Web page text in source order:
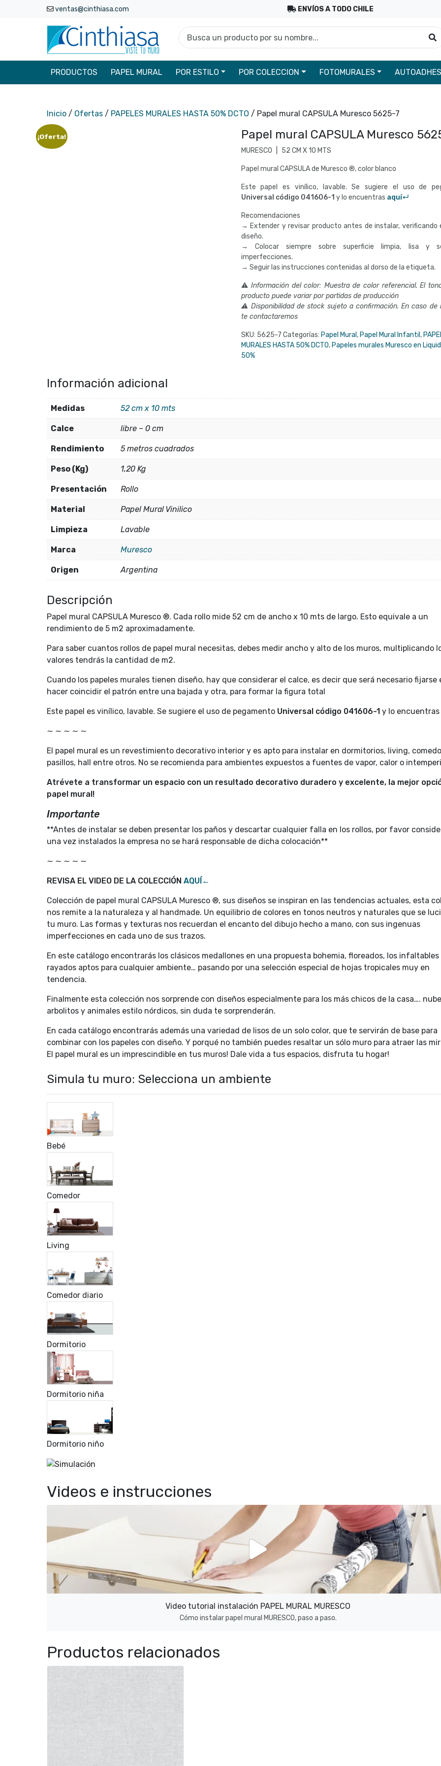
ventas@cinthiasa.com ENVÍOS A TODO CHILE
Busca un producto por su nombre...
PRODUCTOS PAPEL MURAL POR ESTILO POR COLECCION FOTOMURALES
Inicio / Ofertas / PAPELES MURALES HASTA 50% DCTO / Papel mural CAPSULA Muresco 5625-7
¡Oferta! Papel mural CAPSULA Muresco
MURESCO 52 CM X 10 MTS
Papel mural CAPSULA de Muresco ®, color blanco
Este papel es vinílico, lavable. Se sugiere el uso de
Universal código 041606-1 y lo encuentras aquí↵
Recomendaciones
→ Extender y revisar producto antes de instalar, verificando
diseño.
→ Colocar siempre sobre superficie limpia, lisa y
imperfecciones.
→ Seguir las instrucciones contenidas al dorso de la etiqueta.
⚠ Información del color: Muestra de color referencial. El
producto puede variar por partidas de producción
⚠ Disponibilidad de stock sujeto a confirmación. En caso de
te contactaremos
SKU: 5625-7 Categorías: Papel Mural , Papel Mural Infantil ,
MURALES HASTA 50% DCTO, Papeles murales Muresco en
50%
Información adicional
Medidas 52 cm x 10 mts
Calce libre – 0 cm
Rendimiento 5 metros cuadrados
Peso (Kg) 1,20 Kg
Presentación Rollo
Material Papel Mural Vinilico
Limpieza Lavable
Marca Muresco
Origen Argentina
Descripción
Papel mural CAPSULA Muresco ®. Cada rollo mide 52 cm de ancho x 10 mts de largo. Esto equivale a un
rendimiento de 5 m2 aproximadamente.
Para saber cuantos rollos de papel mural necesitas, debes medir ancho y alto de los muros, multiplicando
valores tendrás la cantidad de m2.
Cuando los papeles murales tienen diseño, hay que considerar el calce, es decir que será necesario fijarse
hacer coincidir el patrón entre una bajada y otra, para formar la figura total
Este papel es vinílico, lavable. Se sugiere el uso de pegamento Universal código 041606-1 y lo encuentras
∼ ∼ ∼ ∼ ∼
El papel mural es un revestimiento decorativo interior y es apto para instalar en dormitorios, living,
pasillos, hall entre otros. No se recomienda para ambientes expuestos a fuentes de vapor, calor o
Atrévete a transformar un espacio con un resultado decorativo duradero y excelente, la mejor
papel mural!
Importante
**Antes de instalar se deben presentar los paños y descartar cualquier falla en los rollos, por favor
una vez instalados la empresa no se hará responsable de dicha colocación**
∼ ∼ ∼ ∼ ∼
REVISA EL VIDEO DE LA COLECCIÓN AQUÍ←
Colección de papel mural CAPSULA Muresco ®, sus diseños se inspiran en las tendencias actuales, esta
nos remite a la naturaleza y al handmade. Un equilibrio de colores en tonos neutros y naturales que se
tu muro. Las formas y texturas nos recuerdan el encanto del dibujo hecho a mano, con sus ingenuas
imperfecciones en cada uno de sus trazos.
En este catálogo encontrarás los clásicos medallones en una propuesta bohemia, floreados, los infaltables
rayados aptos para cualquier ambiente… pasando por una selección especial de hojas tropicales muy en
tendencia.
Finalmente esta colección nos sorprende con diseños especialmente para los más chicos de la casa….
arbolitos y animales estilo nórdicos, sin duda te sorprenderán.
En cada catálogo encontrarás además una variedad de lisos de un solo color, que te servirán de base para
combinar con los papeles con diseño. Y porqué no también puedes resaltar un sólo muro para atraer las
El papel mural es un imprescindible en tus muros! Dale vida a tus espacios, disfruta tu hogar!
Simula tu muro: Selecciona un ambiente
Bebé
Comedor
Living
Comedor diario
Dormitorio
Dormitorio niña
Dormitorio niño
Videos e instrucciones
Video tutorial instalación PAPEL MURAL MURESCO
Cómo instalar papel mural MURESCO, paso a paso.
Productos relacionados